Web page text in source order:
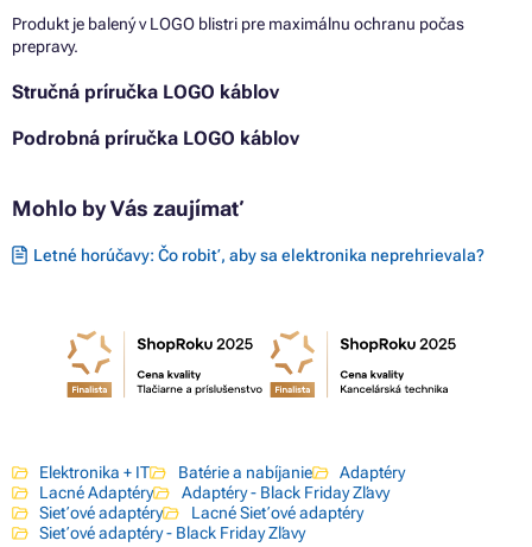
Produkt je balený v LOGO blistri pre maximálnu ochranu počas
prepravy.
Stručná príručka LOGO káblov
Podrobná príručka LOGO káblov
Mohlo by Vás zaujímať
Letné horúčavy: Čo robiť, aby sa elektronika neprehrievala?
Elektronika + IT Batérie a nabíjanie
Adaptéry
Lacné Adaptéry
Adaptéry - Black Friday Zľavy
Sieťové adaptéry
Lacné Sieťové adaptéry
Sieťové adaptéry - Black Friday Zľavy